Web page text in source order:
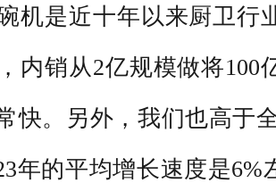
机是近十年以来厨卫行
内销从2亿规模做将100
快。另外，我们也高于
年的平均增长速度是